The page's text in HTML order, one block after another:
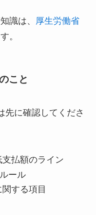
識は、
厚生労働省
。
こと
先に確認してくださ
支払額のライン
ール
関する項目